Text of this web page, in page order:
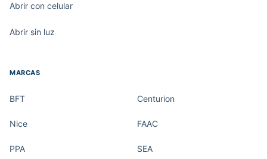
Abrir con celular
Abrir sin luz
MARCAS
BFT Centurion
Nice FAAC
PPA SEA